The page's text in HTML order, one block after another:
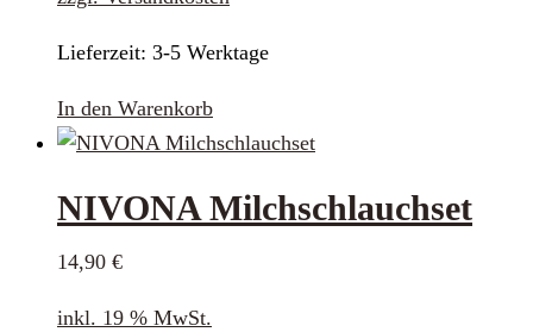
Lieferzeit: 3-5 Werktage
In den Warenkorb
NIVONA Milchschlauchset
14,90 €
inkl. 19 % MwSt.